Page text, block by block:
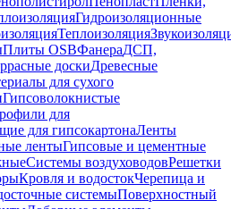
Гидроизоляционные
Теплоизоляция
Плиты OSBФанераДСП,
доскиДревесные
для сухого
Гипсоволокнистые
для
для гипсокартонаЛенты
лентыГипсовые и цементные
Системы воздуховодовРешетки
Кровля и водостокЧерепица и
системыПоверхностный